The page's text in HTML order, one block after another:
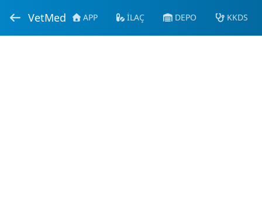
VetMed APP İLAÇ DEPO KKDS